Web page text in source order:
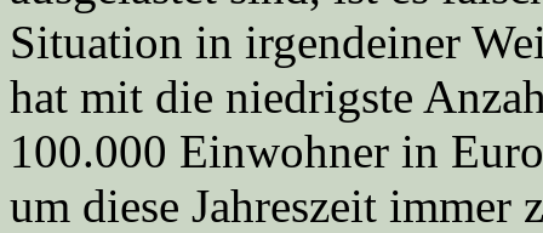
Situation in irgendeiner
hat mit die niedrigste
100.000 Einwohner in
um diese Jahreszeit immer